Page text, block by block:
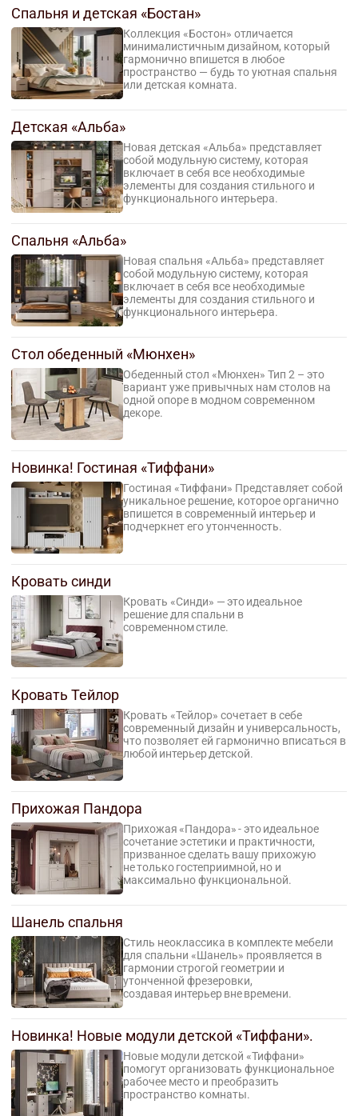
Спальня и детская «Бостан»
Коллекция «Бостон» отличается
минималистичным дизайном, который
гармонично впишется в любое
пространство — будь то уютная спальня
или детская комната.
Детская «Альба»
Новая детская «Альба» представляет
собой модульную систему, которая
включает в себя все необходимые
элементы для создания стильного и
функционального интерьера.
Спальня «Альба»
Новая спальня «Альба» представляет
собой модульную систему, которая
включает в себя все необходимые
элементы для создания стильного и
функционального интерьера.
Стол обеденный «Мюнхен»
Обеденный стол «Мюнхен» Тип 2 – это
вариант уже привычных нам столов на
одной опоре в модном современном
декоре.
Новинка! Гостиная «Тиффани»
Гостиная «Тиффани» Представляет собой
уникальное решение, которое органично
впишется в современный интерьер и
подчеркнет его утонченность.
Кровать синди
Кровать «Синди» — это идеальное
решение для спальни в
современном стиле.
Кровать Тейлор
Кровать «Тейлор» сочетает в себе
современный дизайн и универсальность,
что позволяет ей гармонично вписаться в
любой интерьер детской.
Прихожая Пандора
Прихожая «Пандора» - это идеальное
сочетание эстетики и практичности,
призванное сделать вашу прихожую
не только гостеприимной, но и
максимально функциональной.
Шанель спальня
Стиль неоклассика в комплекте мебели
для спальни «Шанель» проявляется в
гармонии строгой геометрии и
утонченной фрезеровки,
создавая интерьер вне времени.
Новинка! Новые модули детской «Тиффани».
Новые модули детской «Тиффани»
помогут организовать функциональное
рабочее место и преобразить
пространство комнаты.